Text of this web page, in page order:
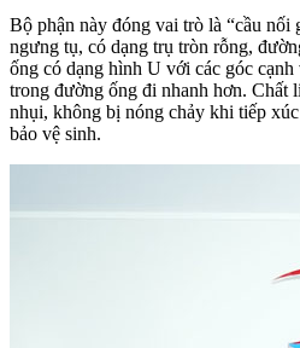
Bộ phận này đóng vai trò là “cầu
ngưng tụ, có dạng trụ tròn rỗng,
ống có dạng hình U với các góc
trong đường ống đi nhanh hơn. Chất
nhụi, không bị nóng chảy khi tiếp
bảo vệ sinh.